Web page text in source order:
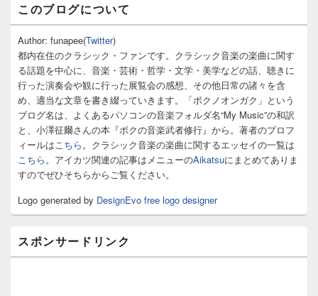
ン
サ
イ
バ
ー
ウ
ィ
ト
ア
このブログについて
Author: funapee(Twitter)
都内在住のクラシック・ファンです。クラシック音楽の楽曲に関す
る話題を中心に、音楽・芸術・哲学・文学・美学などの話、聴きに
行った演奏会や観に行った展覧会の感想、その他日常の諸々を含
め、適当な文章を書き綴っていきます。「ボクノオンガク」という
ブログ名は、よくあるパソコンの音楽フォルダ名“My Music”の和訳
と、小澤征爾さんの本『ボクの音楽武者修行』から。著者のプロフ
ィールはこちら。クラシック音楽の楽曲に関するエッセイの一覧は
こちら。アイカツ関連の記事はメニューのAikatsuにまとめてありま
すのでぜひそちらからご覧ください。
Logo generated by DesignEvo free logo designer
スポンサードリンク